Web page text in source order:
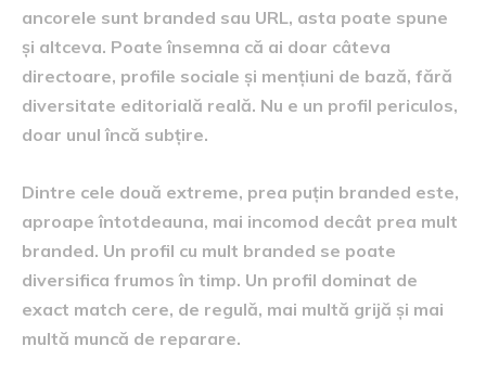
ancorele sunt branded sau URL, asta poate spune
și altceva. Poate însemna că ai doar câteva
directoare, profile sociale și mențiuni de bază, fără
diversitate editorială reală. Nu e un profil periculos,
doar unul încă subțire.
Dintre cele două extreme, prea puțin branded este,
aproape întotdeauna, mai incomod decât prea mult
branded. Un profil cu mult branded se poate
diversifica frumos în timp. Un profil dominat de
exact match cere, de regulă, mai multă grijă și mai
multă muncă de reparare.